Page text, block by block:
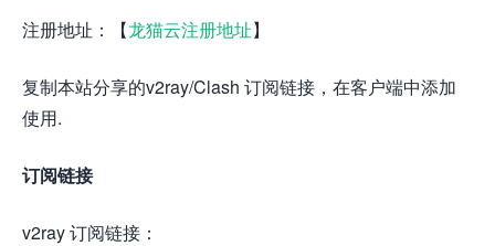
注册地址：【龙猫云注册地址】
复制本站分享的v2ray/Clash 订阅链接，在客户端中添加
使用.
订阅链接
v2ray 订阅链接：